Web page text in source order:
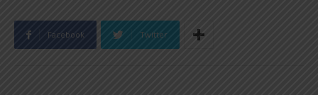
Facebook Twitter